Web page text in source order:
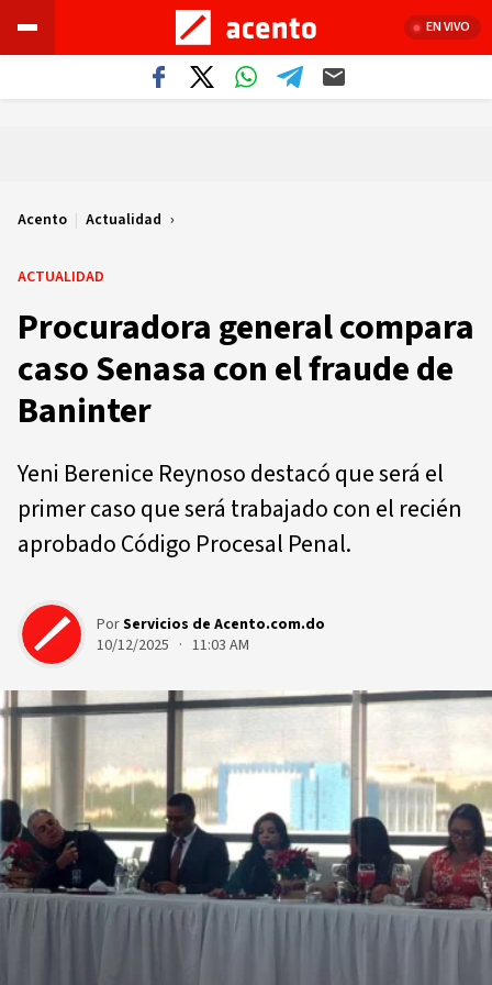
EN VIVO
Acento | Actualidad
ACTUALIDAD
Procuradora general compara
caso Senasa con el fraude de
Baninter
Yeni Berenice Reynoso destacó que será el
primer caso que será trabajado con el recién
aprobado Código Procesal Penal.
PorServicios de Acento.com.do
10/12/2025 · 11:03 AM